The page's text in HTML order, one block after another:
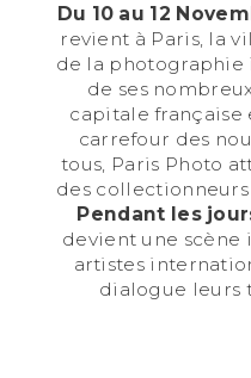
Du 10 au 12
revient à Paris, la
de la photographie
de ses
capitale française
carrefour des
tous, Paris Photo
des collectionneurs
Pendant les
devient une
artistes
dialogue leurs